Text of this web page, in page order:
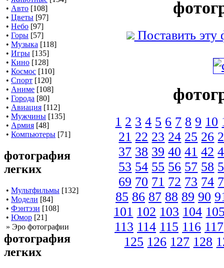
• Авто [108]
• Цветы [97]
• Небо [97]
• Горы [57]
• Музыка [118]
• Игры [135]
• Кино [128]
• Космос [110]
• Спорт [120]
• Аниме [108]
• Города [80]
• Авиация [112]
• Мужчины [135]
• Армия [48]
• Компьютеры [71]
фотография
легких
• Мультфильмы [132]
• Модели [84]
• Фэнтэзи [108]
• Юмор [21]
» Эро фотографии
фотография
легких
Поставить эту
1 2 3 4 5 6 7 8 9 10
21 22 23 24 25 26
37 38 39 40 41 42
53 54 55 56 57 58
69 70 71 72 73 74
85 86 87 88 89 90
101 102 103 104
113 114 115 116 117
125 126 127 128